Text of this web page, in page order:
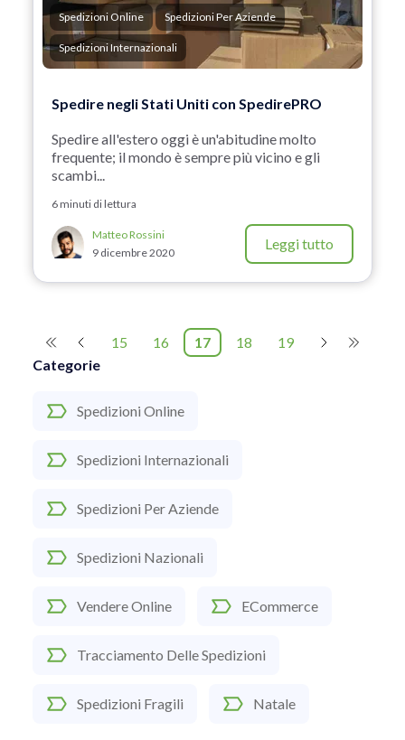
Categorie
Spedizioni Online
Spedizioni Internazionali
Spedizioni Per Aziende
Spedizioni Nazionali
Vendere Online ECommerce
Tracciamento Delle Spedizioni
Spedizioni Fragili Natale
Spedizioni Online Spedizioni Per Aziende
Spedizioni Internazionali
Spedire negli Stati Uniti con SpedirePRO
Spedire all'estero oggi è un'abitudine molto
frequente; il mondo è sempre più vicino e gli
scambi...
6 minuti di lettura
Matteo Rossini
9 dicembre 2020
Leggi tutto
15 16 17 18 19